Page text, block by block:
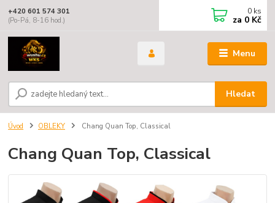
Menu
Hledat
+420 601 574 301
(Po-Pá, 8-16 hod.)
0 ks
za 0 Kč
Úvod OBLEKY Chang Quan Top, Classical
Chang Quan Top, Classical